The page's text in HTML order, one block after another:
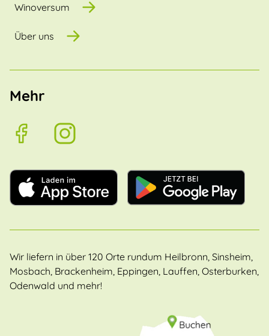
Winoversum
Über uns
Mehr
Wir liefern in über 120 Orte rundum Heilbronn, Sinsheim,
Mosbach, Brackenheim, Eppingen, Lauffen, Osterburken,
Odenwald und mehr!